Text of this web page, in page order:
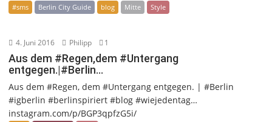
#sms Berlin City Guide blog Mitte Style
4. Juni 2016 Philipp 1
Aus dem #Regen,dem #Untergang
entgegen.|#Berlin…
Aus dem #Regen, dem #Untergang entgegen. | #Berlin
#igberlin #berlinspiriert #blog #wiejedentag…
instagram.com/p/BGP3qpfzG5i/